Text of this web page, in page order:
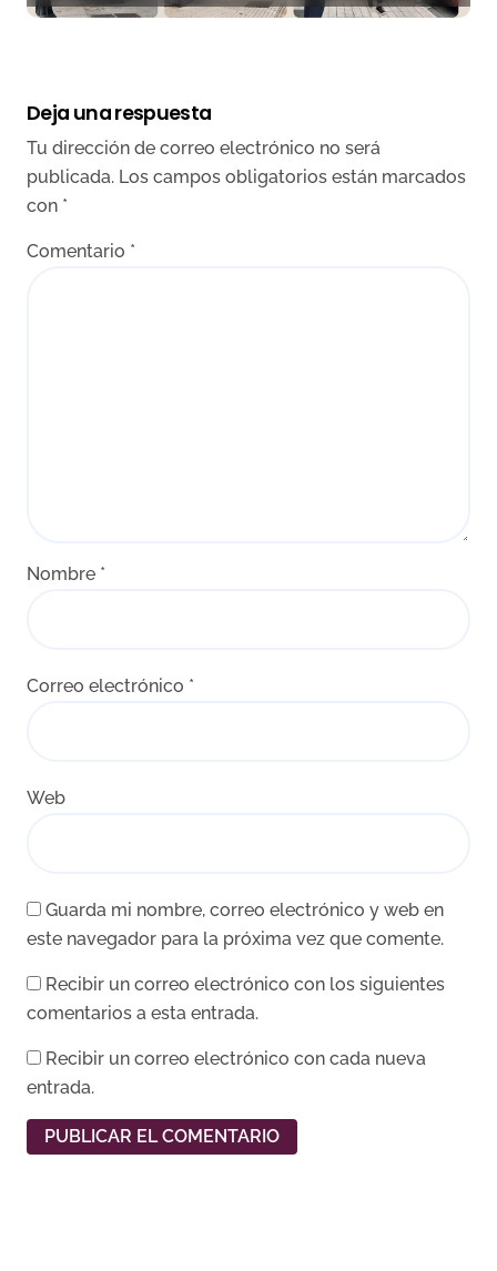
Deja una respuesta
Tu dirección de correo electrónico no será
publicada. Los campos obligatorios están marcados
con *
Comentario *
Nombre *
Correo electrónico *
Web
Guarda mi nombre, correo electrónico y web en
este navegador para la próxima vez que comente.
Recibir un correo electrónico con los siguientes
comentarios a esta entrada.
Recibir un correo electrónico con cada nueva
entrada.